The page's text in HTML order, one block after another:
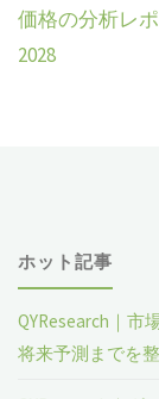
価格の分析レ
2028
ホット記事
QYResearch｜市
将来予測までを